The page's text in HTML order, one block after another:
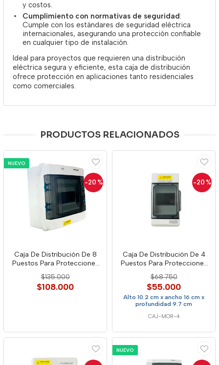
y costos.
Cumplimiento con normativas de seguridad:
Cumple con los estándares de seguridad eléctrica
internacionales, asegurando una protección confiable
en cualquier tipo de instalación.
Ideal para proyectos que requieren una distribución
eléctrica segura y eficiente, esta caja de distribución
ofrece protección en aplicaciones tanto residenciales
como comerciales.
PRODUCTOS RELACIONADOS
NUEVO
-20 %
Caja De Distribución De 8
Puestos Para Protecciones
$135.000
$108.000
-20 %
Caja De Distribución De 4
Puestos Para Protecciones
$68.750
$55.000
Alto 10.2 cm x ancho 16 cm x
profundidad 9.7 cm
CAJ-MOR-4
NUEVO